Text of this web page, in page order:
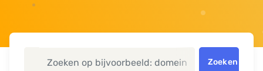
Zoeken